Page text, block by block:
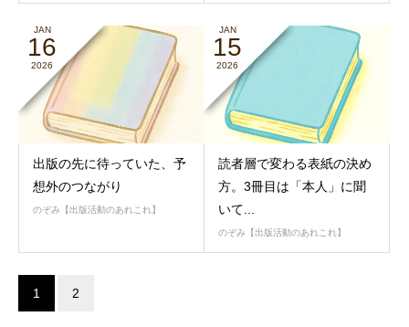
JAN
16
2026
出版の先に待っていた、予
想外のつながり
のぞみ【出版活動のあれこれ】
JAN
15
2026
読者層で変わる表紙の決め
方。3冊目は「本人」に聞
いて...
のぞみ【出版活動のあれこれ】
1 2